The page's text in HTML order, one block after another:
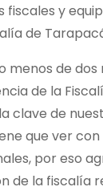
fiscales y
de
menos de dos
de la
clave de
que ver
por eso
de la fiscalía